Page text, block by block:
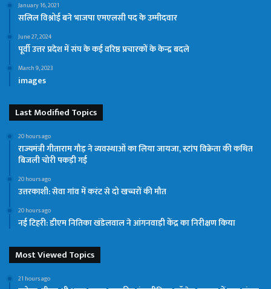
January 16, 2021
सलिल विश्नोई बने भाजपा एमएलसी पद के उम्मीदवार
June 27, 2024
पूर्वी उत्तर प्रदेश में संघ के कई वरिष्ठ प्रचारकों के केन्द्र बदले
March 9, 2023
images
Last Modified Topics
20 hours ago
राज्यमंत्री गीताराम गौड़ ने व्यवस्थाओं का लिया जायजा, स्टांप विक्रेता की कथित
बिजली चोरी पकड़ी गई
20 hours ago
उत्तरकाशी: सेवा गांव में करंट से दो खच्चरों की मौत
20 hours ago
नई टिहरी: डीएम नितिका खंडेलवाल ने आंगनवाड़ी केंद्र का निरीक्षण किया
Most Viewed Topics
21 hours ago